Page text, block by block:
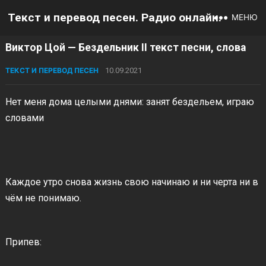
Текст и перевод песен. Радио онлайн. МЕНЮ
Виктор Цой — Бездельник II текст песни, слова
ТЕКСТ И ПЕРЕВОД ПЕСЕН 10.09.2021
Нет меня дома целыми днями: занят бездельем, играю
словами
Каждое утро снова жизнь свою начинаю и ни черта ни в
чём не понимаю.
Припев: